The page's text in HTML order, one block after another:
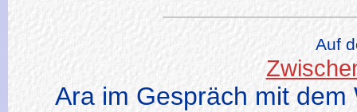
Auf
Ara im Gespräch mit